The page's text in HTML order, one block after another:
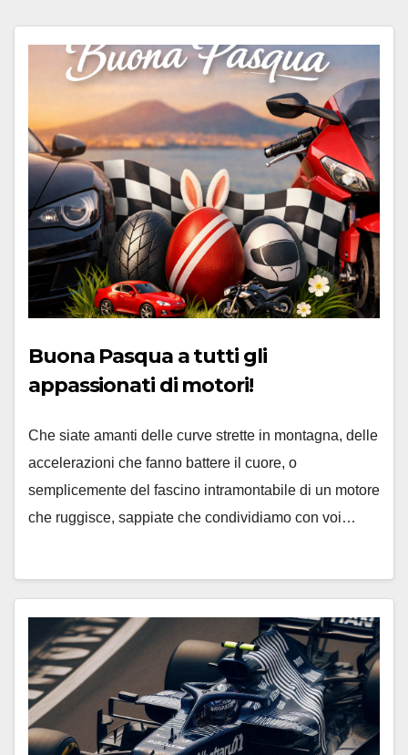
Buona Pasqua a tutti gli
appassionati di motori!
Che siate amanti delle curve strette in montagna, delle
accelerazioni che fanno battere il cuore, o
semplicemente del fascino intramontabile di un motore
che ruggisce, sappiate che condividiamo con voi…